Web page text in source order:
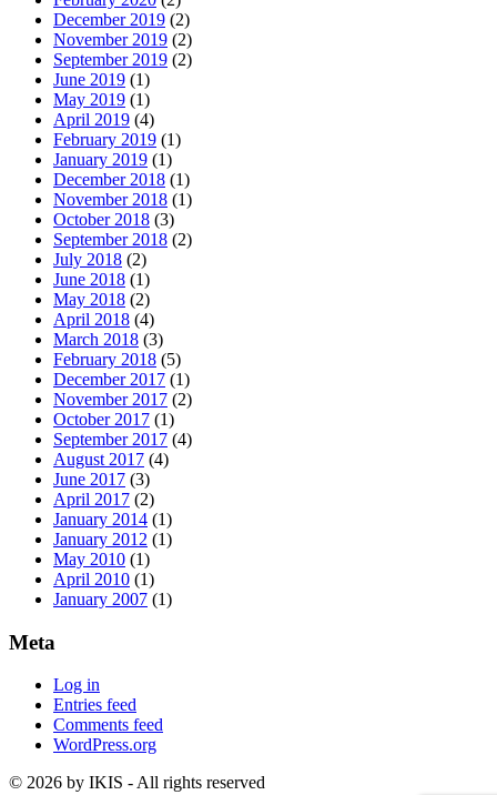
December 2019 (2)
November 2019 (2)
September 2019 (2)
June 2019 (1)
May 2019 (1)
April 2019 (4)
February 2019 (1)
January 2019 (1)
December 2018 (1)
November 2018 (1)
October 2018 (3)
September 2018 (2)
July 2018 (2)
June 2018 (1)
May 2018 (2)
April 2018 (4)
March 2018 (3)
February 2018 (5)
December 2017 (1)
November 2017 (2)
October 2017 (1)
September 2017 (4)
August 2017 (4)
June 2017 (3)
April 2017 (2)
January 2014 (1)
January 2012 (1)
May 2010 (1)
April 2010 (1)
January 2007 (1)
Meta
Log in
Entries feed
Comments feed
WordPress.org
© 2026 by IKIS - All rights reserved